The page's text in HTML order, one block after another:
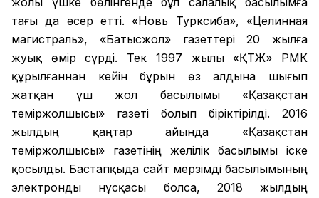
тағы да әсер етті. «Новь Турксиба», «Целинная
магистраль», «Батысжол» газеттері 20 жылға
жуық өмір сүрді. Тек 1997 жылы «ҚТЖ» РМК
құрылғаннан кейін бұрын өз алдына шығып
жатқан үш жол басылымы «Қазақстан
теміржолшысы» газеті болып біріктірілді. 2016
жылдың қаңтар айында «Қазақстан
теміржолшысы» газетінің желілік басылымы іске
қосылды. Бастапқыда сайт мерзімді басылымының
электронды нұсқасы болса, 2018 жылдың